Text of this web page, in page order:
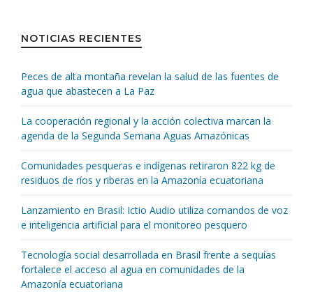
NOTICIAS RECIENTES
Peces de alta montaña revelan la salud de las fuentes de
agua que abastecen a La Paz
La cooperación regional y la acción colectiva marcan la
agenda de la Segunda Semana Aguas Amazónicas
Comunidades pesqueras e indígenas retiraron 822 kg de
residuos de ríos y riberas en la Amazonía ecuatoriana
Lanzamiento en Brasil: Ictio Audio utiliza comandos de voz
e inteligencia artificial para el monitoreo pesquero
Tecnología social desarrollada en Brasil frente a sequías
fortalece el acceso al agua en comunidades de la
Amazonía ecuatoriana